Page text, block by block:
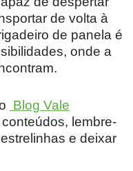
de volta à
de panela é
onde a
Blog Vale
lembre-
e deixar